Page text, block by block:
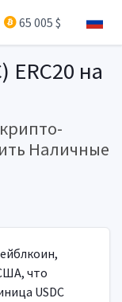
65 005 $
ERC20 на
Наличные
что
USDC